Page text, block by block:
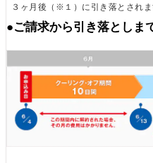
FRB(連邦準備制度理事
市場は大きく動いてい
所、株などのマーケッ
います。6カ月、１２カ
わることはなさそうです
境を利用して、いい会
うことはできます。こ
３ヶ月後（※１）に引き落とされま
●ご請求から引き落としま